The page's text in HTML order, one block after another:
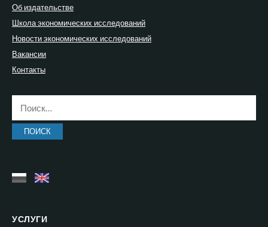
Об издательстве
Школа экономических исследований
Новости экономических исследований
Вакансии
Контакты
УСЛУГИ